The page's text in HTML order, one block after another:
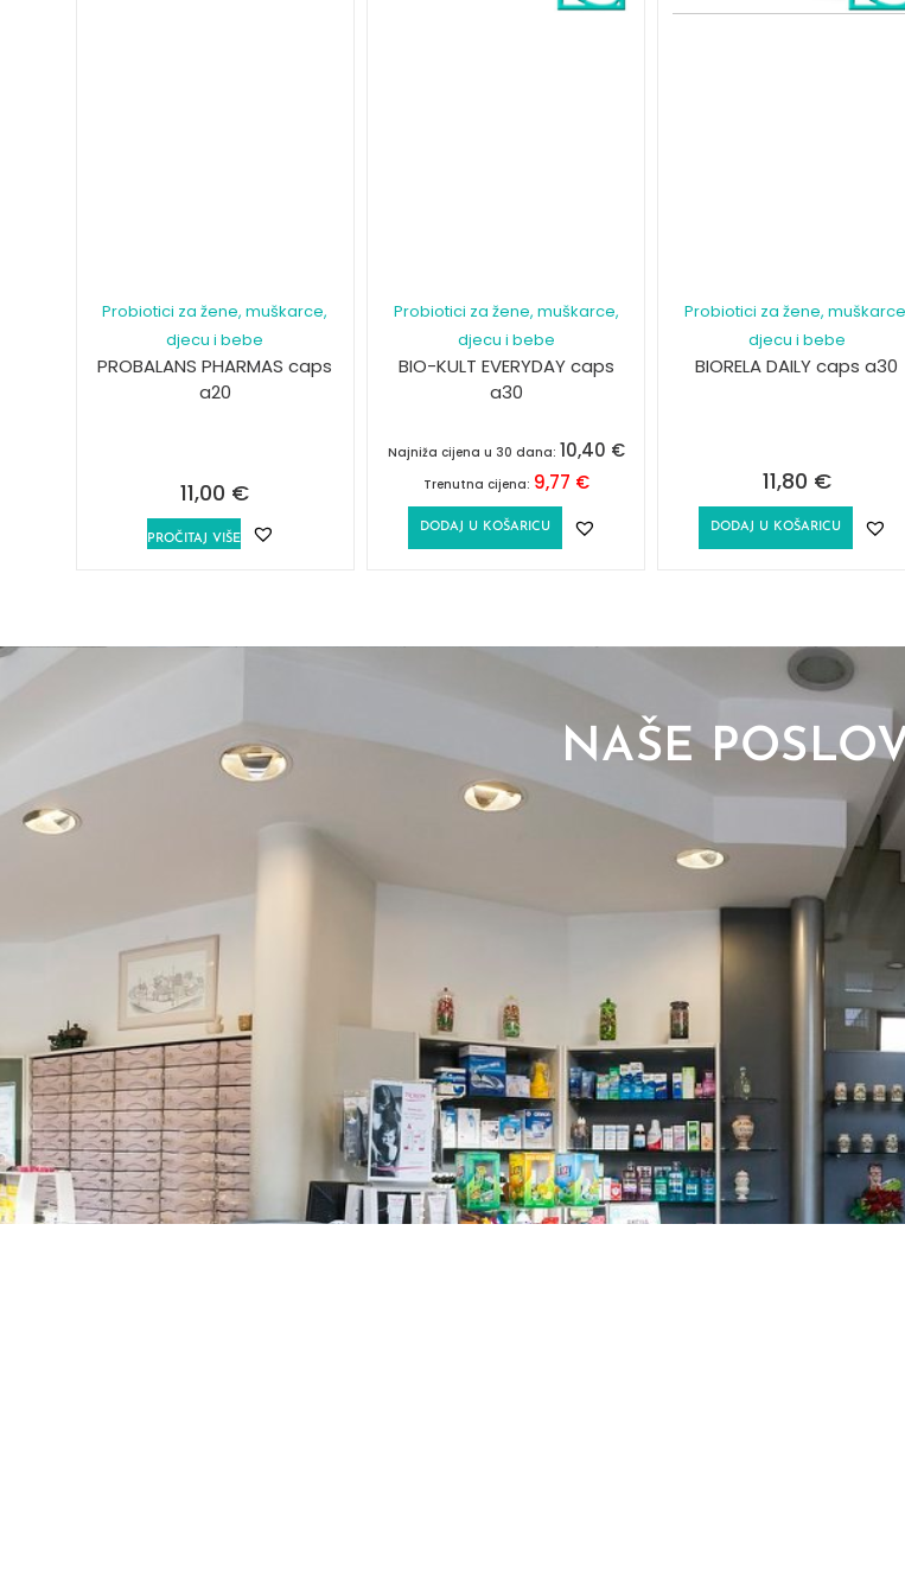
Probiotici za žene, muškarce,
djecu i bebe
PROBALANS PHARMAS caps
a20
11,00 €
PROČITAJ VIŠE
Probiotici za žene, muškarce,
djecu i bebe
BIO-KULT EVERYDAY caps
a30
Najniža cijena u 30 dana: 10,40 €
Trenutna cijena: 9,77 €
DODAJ U KOŠARICU
Probiotici za žene,
djecu i bebe
BIORELA DAILY caps a30
11,80 €
DODAJ U KOŠARICU
NAŠE